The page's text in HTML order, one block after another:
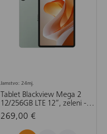
Jamstvo: 24mj.
Tablet Blackview Mega 2
12/256GB LTE 12”, zeleni -
set gratis preklopna torbica,
stylus olovka, tipkovnica,
miš, punjač, slušalice
269,00 €